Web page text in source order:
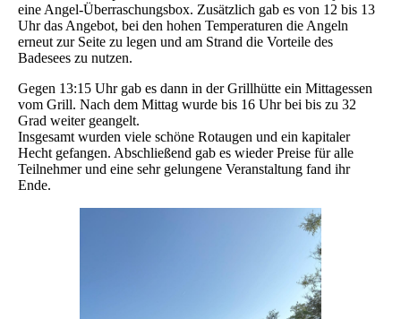
eine Angel-Überraschungsbox. Zusätzlich gab es von 12 bis 13
Uhr das Angebot, bei den hohen Temperaturen die Angeln
erneut zur Seite zu legen und am Strand die Vorteile des
Badesees zu nutzen.
Gegen 13:15 Uhr gab es dann in der Grillhütte ein Mittagessen
vom Grill. Nach dem Mittag wurde bis 16 Uhr bei bis zu 32
Grad weiter geangelt.
Insgesamt wurden viele schöne Rotaugen und ein kapitaler
Hecht gefangen. Abschließend gab es wieder Preise für alle
Teilnehmer und eine sehr gelungene Veranstaltung fand ihr
Ende.